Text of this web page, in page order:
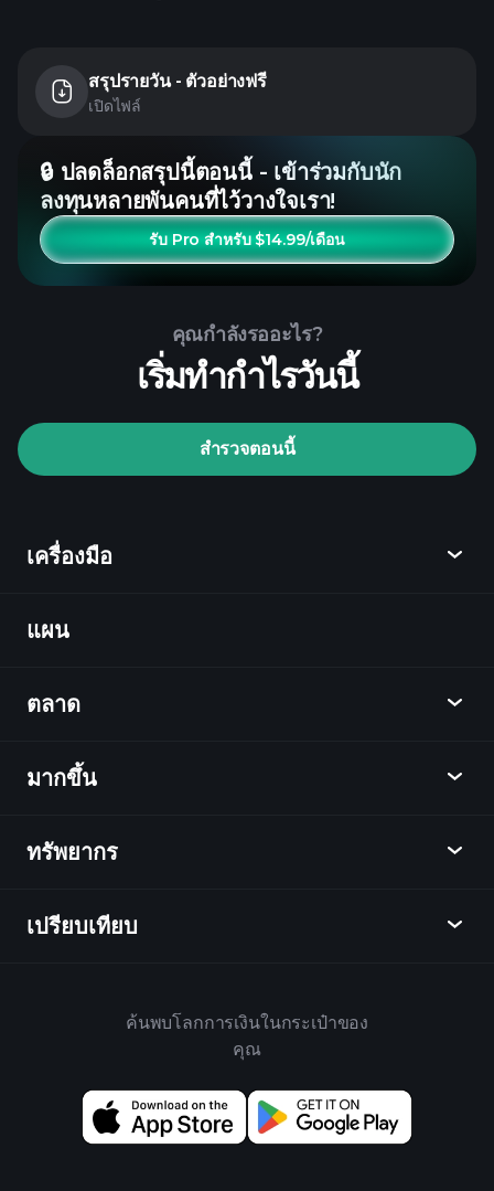
สรุปรายวัน - ตัวอย่างฟรี
เปิดไฟล์
🔒 ปลดล็อกสรุปนี้ตอนนี้ - เข้าร่วมกับนัก
ลงทุนหลายพันคนที่ไว้วางใจเรา!
รับ Pro สำหรับ $14.99/เดือน
คุณกำลังรออะไร?
เริ่มทำกำไรวันนี้
สำรวจตอนนี้
เครื่องมือ
ค้นพบ
ศูนย์กลางการเรียนรู้
เดสก์ท็อป
แผน
ตลาด
ภาพรวม
ดัชนี
มากขึ้น
เป็นพันธมิตร
เกี่ยวกับเพลย์เทรด
ทรัพยากร
ศูนย์ช่วยเหลือ
นโยบายความเป็นส่วนตัว
การเปิดเผยความเสี่ยง
เปรียบเทียบ
Yahoo Finance
TradingView
ค้นพบโลกการเงินในกระเป๋าของ
คุณ